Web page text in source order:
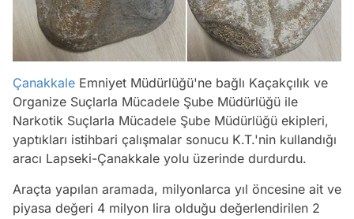
Çanakkale Emniyet Müdürlüğü'ne bağlı Kaçakçılık ve
Organize Suçlarla Mücadele Şube Müdürlüğü ile
Narkotik Suçlarla Mücadele Şube Müdürlüğü ekipleri,
yaptıkları istihbari çalışmalar sonucu K.T.'nin kullandığı
aracı Lapseki-Çanakkale yolu üzerinde durdurdu.
Araçta yapılan aramada, milyonlarca yıl öncesine ait ve
piyasa değeri 4 milyon lira olduğu değerlendirilen 2